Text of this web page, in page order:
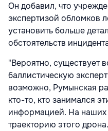
Он добавил, что
экспертизой обломков
установить больше
обстоятельств
"Вероятно, существует
баллистическую
возможно, Румынская
кто-то, кто занимался
информацией. На наших
траекторию этого